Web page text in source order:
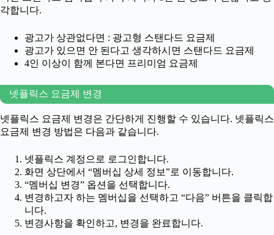
각합니다.
광고가 상관없다면 : 광고형 스탠다드 요금제
광고가 있으면 안 된다고 생각하시면 스탠다드 요금제
4인 이상이 함께 본다면 프리미엄 요금제
넷플릭스 요금제 변경
넷플릭스 요금제 변경은 간단하게 진행할 수 있습니다. 넷플릭스
요금제 변경 방법은 다음과 같습니다.
넷플릭스 계정으로 로그인합니다.
화면 상단에서 “멤버십 상세 정보”로 이동합니다.
“멤버십 변경” 옵션을 선택합니다.
변경하고자 하는 멤버십을 선택하고 “다음” 버튼을 클릭합
니다.
변경사항을 확인하고, 변경을 완료합니다.